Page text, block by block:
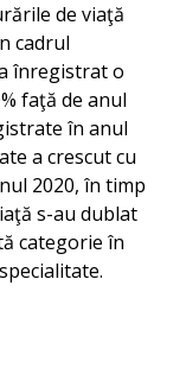
de viaţă
cadrul
înregistrat o
faţă de anul
în anul
a crescut cu
2020, în timp
s-au dublat
categorie în